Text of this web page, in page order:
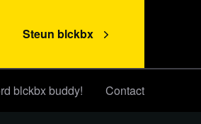
Steun blckbx
blckbx buddy! Contact